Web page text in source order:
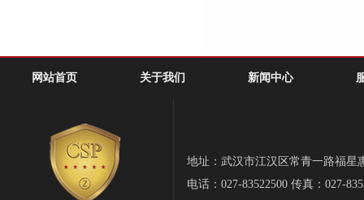
网站首页 关于我们 新闻中心
地址：武汉市江汉区常青一路福星
电话：027-83522500 传真：027-